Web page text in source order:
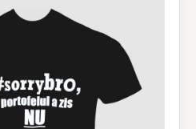
a
39,99 lei.